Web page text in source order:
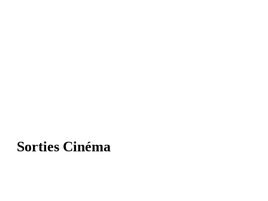
Sorties Cinéma